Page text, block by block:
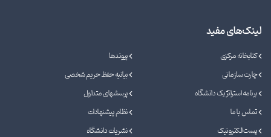
لینک‌های مفید
کتابخانه مرکزی
پیوندها
چارت سازمانی
بیانیه حفظ حریم شخصی
برنامه استراتژیک دانشگاه
پرسشهای متداول
تماس با ما
نظام پیشنهادات
پست الکترونیک
نشریات دانشگاه